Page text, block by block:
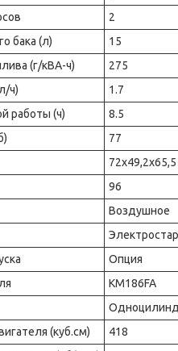
2
бака (л)
15
(г/кВА-ч)
275
ч)
1.7
работы (ч)
8.5
77
72x49,2x65,5
96
Воздушное
Опция
KM186FA
(куб.см)
418